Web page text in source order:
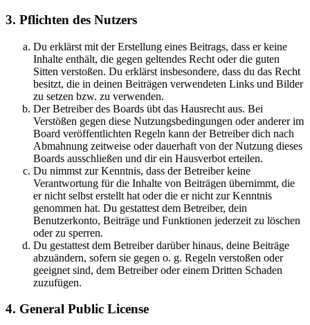
3. Pflichten des Nutzers
Du erklärst mit der Erstellung eines Beitrags, dass er keine
Inhalte enthält, die gegen geltendes Recht oder die guten
Sitten verstoßen. Du erklärst insbesondere, dass du das Recht
besitzt, die in deinen Beiträgen verwendeten Links und Bilder
zu setzen bzw. zu verwenden.
Der Betreiber des Boards übt das Hausrecht aus. Bei
Verstößen gegen diese Nutzungsbedingungen oder anderer im
Board veröffentlichten Regeln kann der Betreiber dich nach
Abmahnung zeitweise oder dauerhaft von der Nutzung dieses
Boards ausschließen und dir ein Hausverbot erteilen.
Du nimmst zur Kenntnis, dass der Betreiber keine
Verantwortung für die Inhalte von Beiträgen übernimmt, die
er nicht selbst erstellt hat oder die er nicht zur Kenntnis
genommen hat. Du gestattest dem Betreiber, dein
Benutzerkonto, Beiträge und Funktionen jederzeit zu löschen
oder zu sperren.
Du gestattest dem Betreiber darüber hinaus, deine Beiträge
abzuändern, sofern sie gegen o. g. Regeln verstoßen oder
geeignet sind, dem Betreiber oder einem Dritten Schaden
zuzufügen.
4. General Public License